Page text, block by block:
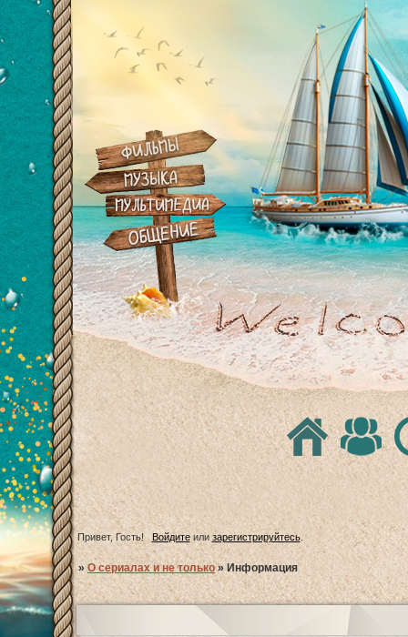
Привет, Гость! Войдитеилизарегистрируйтесь.
»О сериалах и не только »Информация